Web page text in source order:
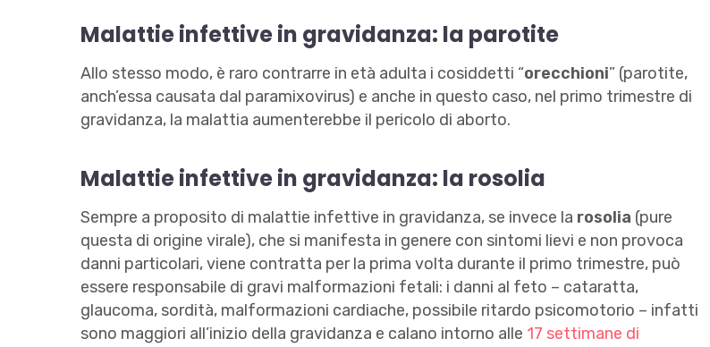
Malattie infettive in gravidanza: la parotite
Allo stesso modo, è raro contrarre in età adulta i cosiddetti “orecchioni” (parotite,
anch’essa causata dal paramixovirus) e anche in questo caso, nel primo trimestre di
gravidanza, la malattia aumenterebbe il pericolo di aborto.
Malattie infettive in gravidanza: la rosolia
Sempre a proposito di malattie infettive in gravidanza, se invece la rosolia (pure
questa di origine virale), che si manifesta in genere con sintomi lievi e non provoca
danni particolari, viene contratta per la prima volta durante il primo trimestre, può
essere responsabile di gravi malformazioni fetali: i danni al feto – cataratta,
glaucoma, sordità, malformazioni cardiache, possibile ritardo psicomotorio – infatti
sono maggiori all’inizio della gravidanza e calano intorno alle 17 settimane di